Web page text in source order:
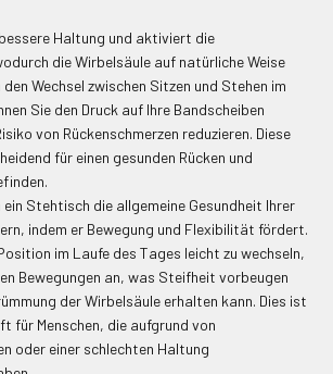
Haltung und aktiviert die
die Wirbelsäule auf natürliche Weise
Wechsel zwischen Sitzen und Stehen im
Sie den Druck auf Ihre Bandscheiben
von Rückenschmerzen reduzieren. Diese
für einen gesunden Rücken und
ein Stehtisch die allgemeine Gesundheit Ihrer
indem er Bewegung und Flexibilität fördert.
im Laufe des Tages leicht zu wechseln,
Bewegungen an, was Steifheit vorbeugen
der Wirbelsäule erhalten kann. Dies ist
für Menschen, die aufgrund von
oder einer schlechten Haltung